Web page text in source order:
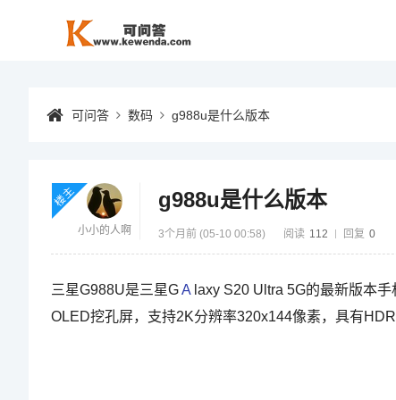
可问答 数码 g988u是什么版本
g988u是什么版本
3个月前 (05-10 00:58) 阅读 112 回复 0
小小的人啊
楼主
三星G988U是三星GA laxy S20 Ultra 5G的最新版本
OLED挖孔屏，支持2K分辨率320x144像素，具有